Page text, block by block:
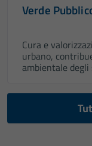
Verde
Cura e
urbano,
ambientale